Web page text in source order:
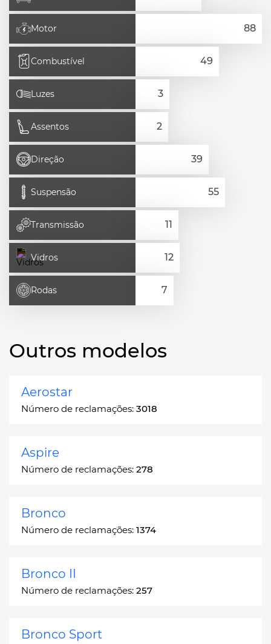
Motor
Combustível
Luzes
Assentos
Direção
Suspensão
Transmissão
Vidros
Rodas
Outros modelos
Aerostar
Número de reclamações: 3018
Aspire
Número de reclamações: 278
Bronco
Número de reclamações: 1374
Bronco II
Número de reclamações: 257
Bronco Sport